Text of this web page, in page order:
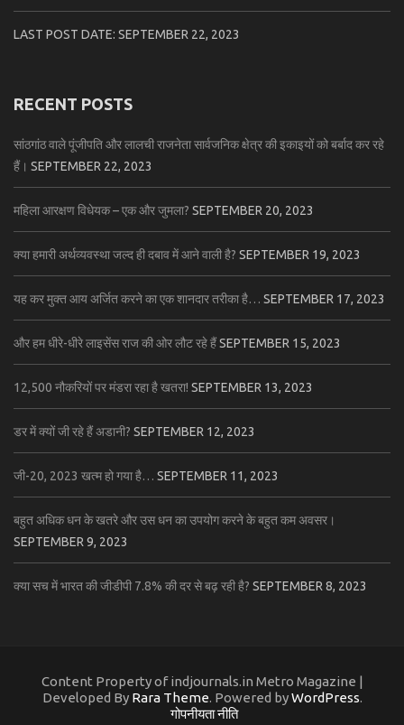
LAST POST DATE: SEPTEMBER 22, 2023
RECENT POSTS
सांठगांठ वाले पूंजीपति और लालची राजनेता सार्वजनिक क्षेत्र की इकाइयों को बर्बाद कर रहे
हैं। SEPTEMBER 22, 2023
महिला आरक्षण विधेयक – एक और जुमला? SEPTEMBER 20, 2023
क्या हमारी अर्थव्यवस्था जल्द ही दबाव में आने वाली है? SEPTEMBER 19, 2023
यह कर मुक्त आय अर्जित करने का एक शानदार तरीका है… SEPTEMBER 17, 2023
और हम धीरे-धीरे लाइसेंस राज की ओर लौट रहे हैंSEPTEMBER 15, 2023
12,500 नौकरियों पर मंडरा रहा है खतरा! SEPTEMBER 13, 2023
डर में क्यों जी रहे हैं अडानी? SEPTEMBER 12, 2023
जी-20, 2023 खत्म हो गया है… SEPTEMBER 11, 2023
बहुत अधिक धन के खतरे और उस धन का उपयोग करने के बहुत कम अवसर।
SEPTEMBER 9, 2023
क्या सच में भारत की जीडीपी 7.8% की दर से बढ़ रही है? SEPTEMBER 8, 2023
Content Property of indjournals.in Metro Magazine |
Developed By Rara Theme. Powered byWordPress.
गोपनीयता नीति